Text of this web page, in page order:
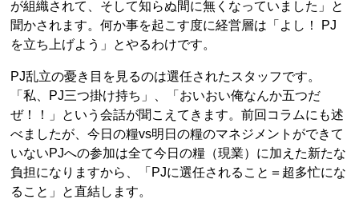
が組織されて、そして知らぬ間に無くなっていました」と
聞かされます。何か事を起こす度に経営層は「よし！ PJ
を立ち上げよう」とやるわけです。
PJ乱立の憂き目を見るのは選任されたスタッフです。
「私、PJ三つ掛け持ち」、「おいおい俺なんか五つだ
ぜ！！」という会話が聞こえてきます。前回コラムにも述
べましたが、今日の糧vs明日の糧のマネジメントができて
いないPJへの参加は全て今日の糧（現業）に加えた新たな
負担になりますから、「PJに選任されること＝超多忙にな
ること」と直結します。